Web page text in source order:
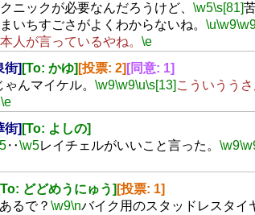
ニックが必要なんだろうけど、 \w5\s[81]
いちすごさがよくわからないね。 \u\w9
人が言っているやね。 \e
街] [To: かゆ] [投票: 2] [同意: 1]
んマイケル。 \w9\w9\u\s[13] こういうう
\e
街] [To: よしの]
‥\w5レイチェルがいいこと言った。 \w9
どどめうにゅう] [投票: 1]
るで？ \w9\nバイク用のスタッドレスタイ